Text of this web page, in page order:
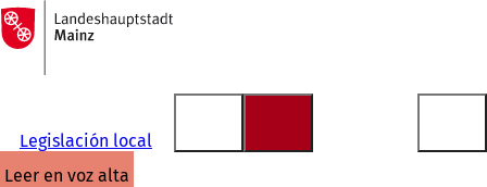
Saltar al contenido
A
la
página
Legislación local
leer en voz alta